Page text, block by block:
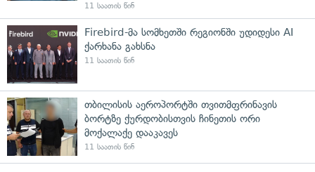
11 საათის წინ
Firebird-მა სომხეთში რეგიონში უდიდესი AI
ქარხანა გახსნა
11 საათის წინ
თბილისის აეროპორტში თვითმფრინავის
ბორტზე ქურდობისთვის ჩინეთის ორი
მოქალაქე დააკავეს
11 საათის წინ